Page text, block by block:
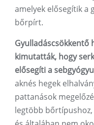
amelyek elősegítik a
bőrpírt.
Gyulladáscsökkentő
kimutatták, hogy
elősegíti a
aknés hegek
pattanások
legtöbb bőrtípushoz,